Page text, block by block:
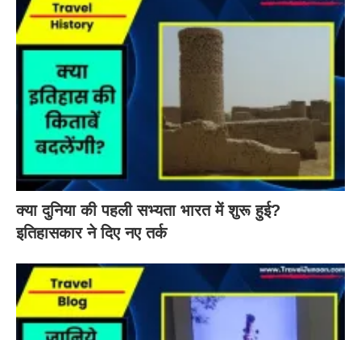
क्या दुनिया की पहली सभ्यता भारत में शुरू हुई?
इतिहासकार ने दिए नए तर्क